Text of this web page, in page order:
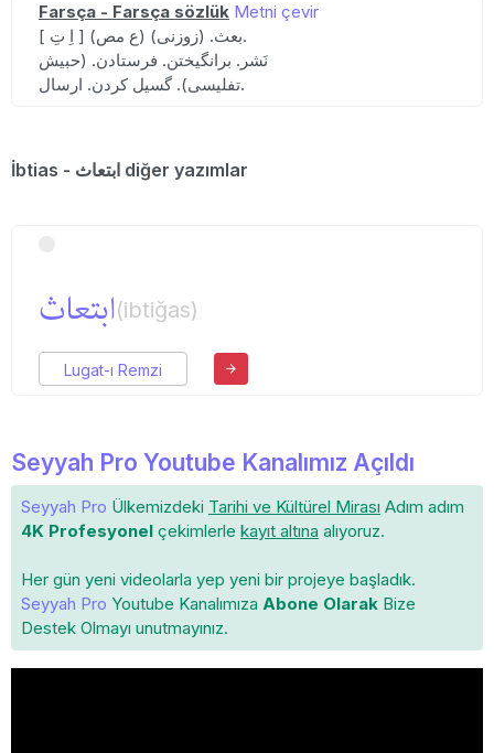
Farsça - Farsça sözlük Metni çevir
[ اِ تِ ] (ع مص) بعث. (زوزنی).
نَشر. برانگیختن. فرستادن. (حبیش
تفلیسی). گسیل کردن. ارسال.
İbtias - ابتعاث diğer yazımlar
ابتعاث(ibtiğas)
Lugat-ı Remzi
Seyyah Pro Youtube Kanalımız Açıldı
Seyyah Pro Ülkemizdeki Tarihi ve Kültürel Mirası Adım adım
4K Profesyonel çekimlerle kayıt altına alıyoruz.
Her gün yeni videolarla yep yeni bir projeye başladık.
Seyyah Pro Youtube Kanalımıza Abone Olarak Bize
Destek Olmayı unutmayınız.